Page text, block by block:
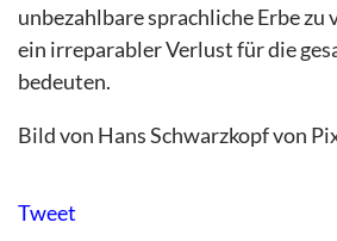
unbezahlbare sprachliche Erbe zu
ein irreparabler Verlust für die
bedeuten.
Bild von Hans Schwarzkopf von
Tweet